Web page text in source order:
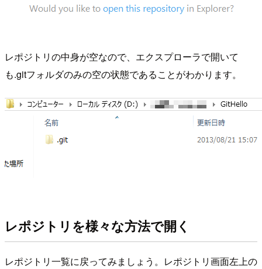
レポジトリの中身が空なので、エクスプローラで開いて
も.gitフォルダのみの空の状態であることがわかります。
レポジトリを様々な方法で開く
レポジトリ一覧に戻ってみましょう。レポジトリ画面左上の